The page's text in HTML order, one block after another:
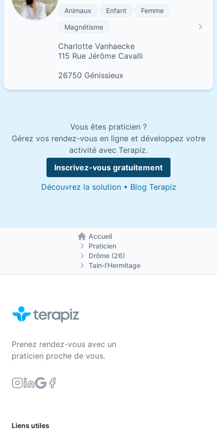
Animaux Enfant
Femme
Magnétisme
Charlotte Vanhaecke
115 Rue Jérôme Cavalli
26750 Génissieux
Vous êtes praticien ?
Gérez vos rendez-vous en ligne et développez votre
activité avec Terapiz.
Inscrivez-vous gratuitement
Découvrez la solution• Blog Terapiz
Accueil
Retour à la page d'accueil
Praticien
Drôme (26)
Tain-l'Hermitage
Prenez rendez-vous avec un
praticien proche de vous.
Liens utiles